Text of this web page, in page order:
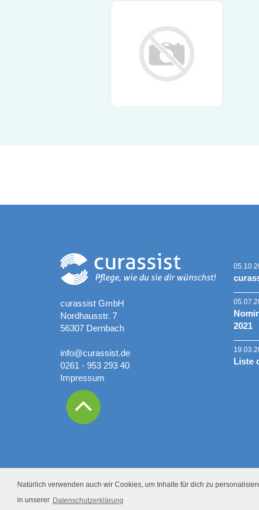
Natürlich verwenden auch wir Cookies, um Inhalte für dich zu
in unserer Datenschutzerklärung
curassist GmbH
Nordhausstr. 7
56307 Dernbach
info@curassist.de
0261 - 953 293 40
Impressum
2021
Liste